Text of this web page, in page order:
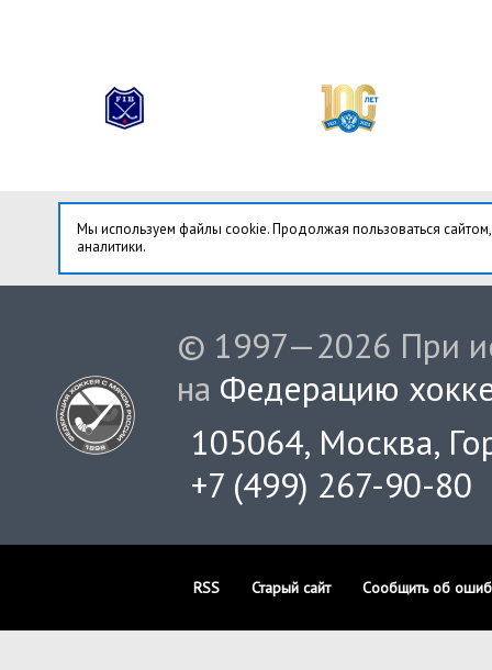
Мы используем файлы cookie. Продолжая пользоваться
аналитики.
© 1997—2026 При
на Федерацию
105064, Москва,
+7 (499) 267-90-80
RSS Старый сайт Сообщить об